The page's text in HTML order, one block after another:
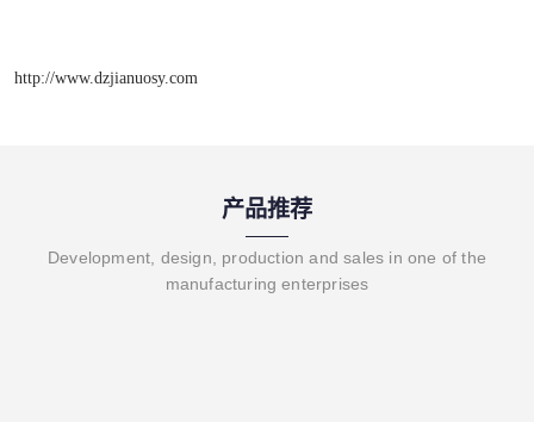
http://www.dzjianuosy.com
产品推荐
Development, design, production and sales in one of the
manufacturing enterprises